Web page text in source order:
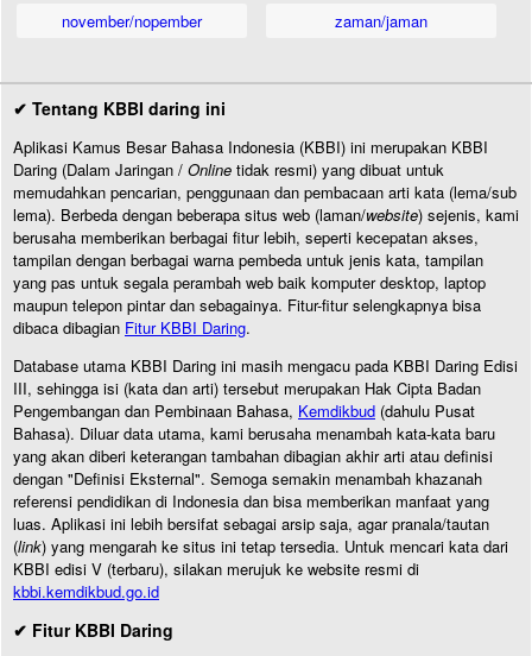
november/nopember
zaman/jaman
✔ Tentang KBBI daring ini
Aplikasi Kamus Besar Bahasa Indonesia (KBBI) ini merupakan KBBI
Daring (Dalam Jaringan / Online tidak resmi) yang dibuat untuk
memudahkan pencarian, penggunaan dan pembacaan arti kata (lema/sub
lema). Berbeda dengan beberapa situs web (laman/website) sejenis, kami
berusaha memberikan berbagai fitur lebih, seperti kecepatan akses,
tampilan dengan berbagai warna pembeda untuk jenis kata, tampilan
yang pas untuk segala perambah web baik komputer desktop, laptop
maupun telepon pintar dan sebagainya. Fitur-fitur selengkapnya bisa
dibaca dibagian Fitur KBBI Daring.
Database utama KBBI Daring ini masih mengacu pada KBBI Daring Edisi
III, sehingga isi (kata dan arti) tersebut merupakan Hak Cipta Badan
Pengembangan dan Pembinaan Bahasa, Kemdikbud (dahulu Pusat
Bahasa). Diluar data utama, kami berusaha menambah kata-kata baru
yang akan diberi keterangan tambahan dibagian akhir arti atau definisi
dengan "Definisi Eksternal". Semoga semakin menambah khazanah
referensi pendidikan di Indonesia dan bisa memberikan manfaat yang
luas. Aplikasi ini lebih bersifat sebagai arsip saja, agar pranala/tautan
(link) yang mengarah ke situs ini tetap tersedia. Untuk mencari kata dari
KBBI edisi V (terbaru), silakan merujuk ke website resmi di
kbbi.kemdikbud.go.id
✔ Fitur KBBI Daring